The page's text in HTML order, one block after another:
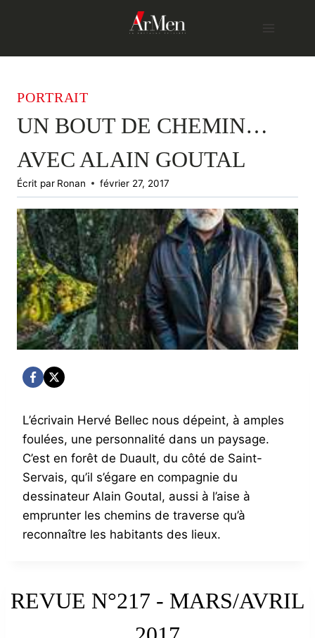
PORTRAIT
UN BOUT DE CHEMIN…
AVEC ALAIN GOUTAL
Écrit par Ronan février 27, 2017
L’écrivain Hervé Bellec nous dépeint, à amples
foulées, une personnalité dans un paysage.
C’est en forêt de Duault, du côté de Saint-
Servais, qu’il s’égare en compagnie du
dessinateur Alain Goutal, aussi à l’aise à
emprunter les chemins de traverse qu’à
reconnaître les habitants des lieux.
REVUE N°217 - MARS/AVRIL